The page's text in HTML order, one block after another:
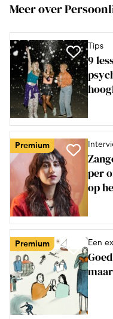
Meer over
Tips
9
Premium
per
op
Premium Een